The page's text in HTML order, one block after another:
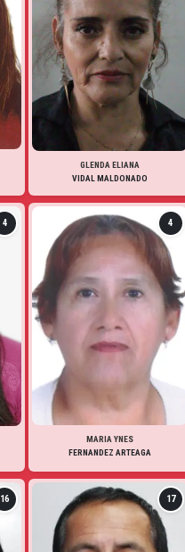
GLENDA ELIANA
VIDAL MALDONADO
4 4
MARIA YNES
FERNANDEZ ARTEAGA
16 17